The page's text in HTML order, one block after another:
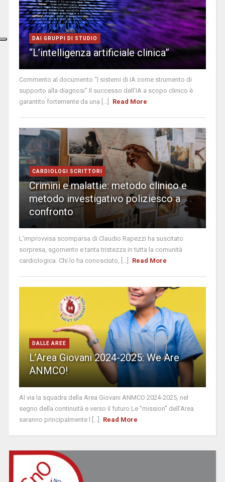
DAI GRUPPI DI STUDIO
“L’intelligenza artificiale clinica”
Commento al documento “I sistemi di IA come strumento di
supporto alla diagnosi” Il successo dell’IA a scopo clinico è
garantito fortemente da una [...]
Read More
CARDIOLOGI SCRITTORI
Crimini e malattie: metodo clinico e
metodo investigativo poliziesco a
confronto
L’improvvisa scomparsa di Claudio Rapezzi ha suscitato
sorpresa, sgomento e tanta tristezza in tutta la comunità
cardiologica. Chi lo ha conosciuto, [...]
Read More
DALLE AREE
L’Area Giovani 2024-2025: We Are
ANMCO!
Al via la squadra della Area Giovani ANMCO 2024-2025, nel
segno della continuità e verso il futuro Le “mission” dell’Area
saranno principalmente l [...]
Read More